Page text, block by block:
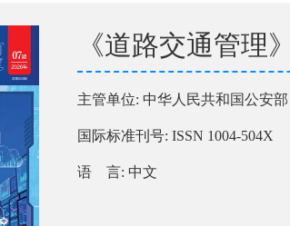
《道路交通管理》
主管单位: 中华人民共和国公安部
国际标准刊号: ISSN 1004-504X
语 言: 中文